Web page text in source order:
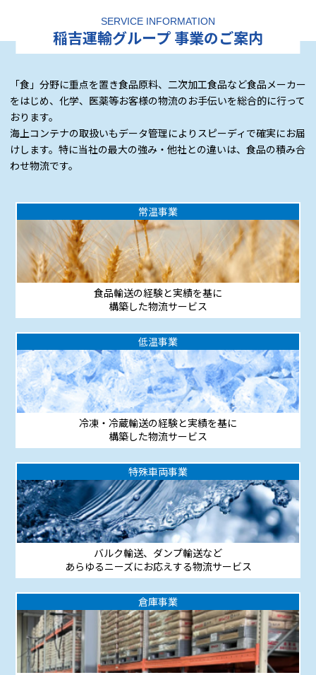
SERVICE INFORMATION
稲吉運輸グループ 事業のご案内
「食」分野に重点を置き食品原料、二次加工食品など食品メーカー
をはじめ、化学、医薬等お客様の物流のお手伝いを総合的に行って
おります。
海上コンテナの取扱いもデータ管理によりスピーディで確実にお届
けします。特に当社の最大の強み・他社との違いは、食品の積み合
わせ物流です。
常温事業
食品輸送の経験と実績を基に
構築した物流サービス
低温事業
冷凍・冷蔵輸送の経験と実績を基に
構築した物流サービス
特殊車両事業
バルク輸送、ダンプ輸送など
あらゆるニーズにお応えする物流サービス
倉庫事業